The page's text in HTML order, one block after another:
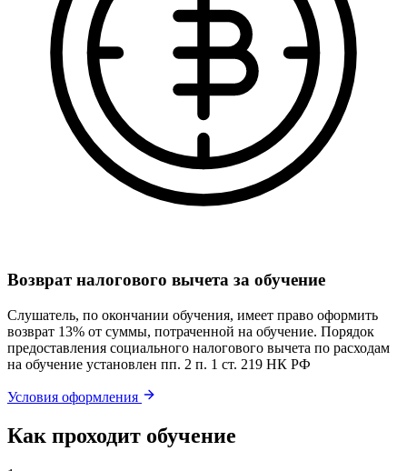
Возврат налогового вычета за обучение
Слушатель, по окончании обучения, имеет право оформить
возврат 13% от суммы, потраченной на обучение. Порядок
предоставления социального налогового вычета по расходам
на обучение установлен пп. 2 п. 1 ст. 219 НК РФ
Условия оформления
Как проходит обучение